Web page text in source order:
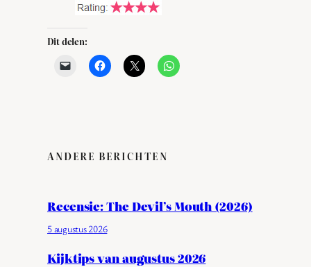
Dit delen:
ANDERE BERICHTEN
Recensie: The Devil’s Mouth (2026)
5 augustus 2026
Kijktips van augustus 2026